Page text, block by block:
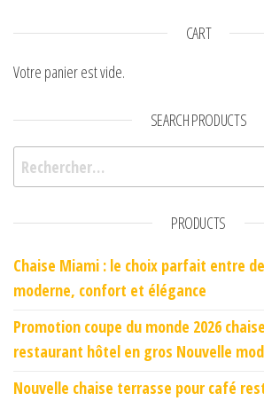
CART
Votre panier est vide.
SEARCH PRODUCTS
Rechercher :
PRODUCTS
Chaise Miami : le choix parfait entre
moderne, confort et élégance
Promotion coupe du monde 2026
restaurant hôtel en gros Nouvelle
Nouvelle chaise terrasse pour café